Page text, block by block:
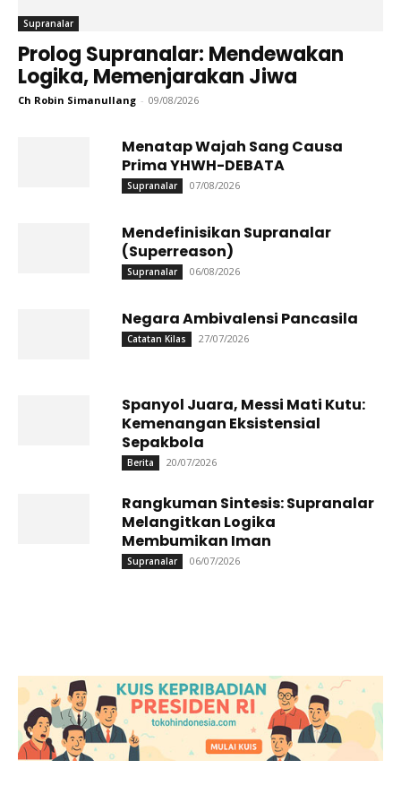
Supranalar
Prolog Supranalar: Mendewakan
Logika, Memenjarakan Jiwa
Ch Robin Simanullang - 09/08/2026
Menatap Wajah Sang Causa
Prima YHWH-DEBATA
Supranalar 07/08/2026
Mendefinisikan Supranalar
(Superreason)
Supranalar 06/08/2026
Negara Ambivalensi Pancasila
Catatan Kilas 27/07/2026
Spanyol Juara, Messi Mati Kutu:
Kemenangan Eksistensial
Sepakbola
Berita 20/07/2026
Rangkuman Sintesis: Supranalar
Melangitkan Logika
Membumikan Iman
Supranalar 06/07/2026